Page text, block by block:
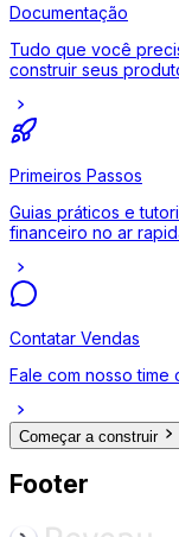
Documentação
Tudo que você
construir seus
Primeiros Passos
Guias práticos e
financeiro no ar
Contatar Vendas
Fale com nosso time
Começar a construir
Footer